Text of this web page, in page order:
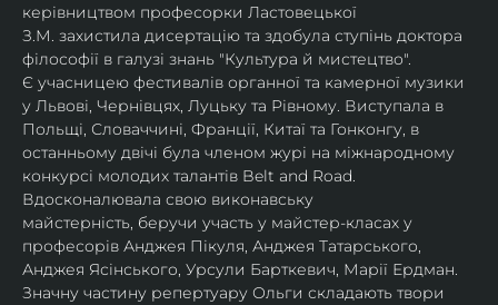
керівництвом професорки Ластовецької
З.М. захистила дисертацію та здобула ступінь доктора
філософії в галузі знань "Культура й мистецтво".
Є учасницею фестивалів органної та камерної музики
у Львові, Чернівцях, Луцьку та Рівному. Виступала в
Польщі, Словаччині, Франції, Китаї та Гонконгу, в
останньому двічі була членом журі на міжнародному
конкурсі молодих талантів Belt and Road.
Вдосконалювала свою виконавську
майстерність, беручи участь у майстер-класах у
професорів Анджея Пікуля, Анджея Татарського,
Анджея Ясінського, Урсули Барткевич, Марії Ердман.
Значну частину репертуару Ольги складають твори